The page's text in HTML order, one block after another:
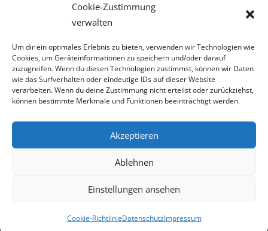
Cookie-Zustimmung
verwalten
Um dir ein optimales Erlebnis zu bieten, verwenden wir Technologien wie
Cookies, um Geräteinformationen zu speichern und/oder darauf
zuzugreifen. Wenn du diesen Technologien zustimmst, können wir Daten
wie das Surfverhalten oder eindeutige IDs auf dieser Website
verarbeiten. Wenn du deine Zustimmung nicht erteilst oder zurückziehst,
können bestimmte Merkmale und Funktionen beeinträchtigt werden.
Akzeptieren
Ablehnen
Einstellungen ansehen
Cookie-RichtlinieDatenschutzImpressum
Januar 2022
November 2021
Oktober 2021
August 2021
Februar 2020